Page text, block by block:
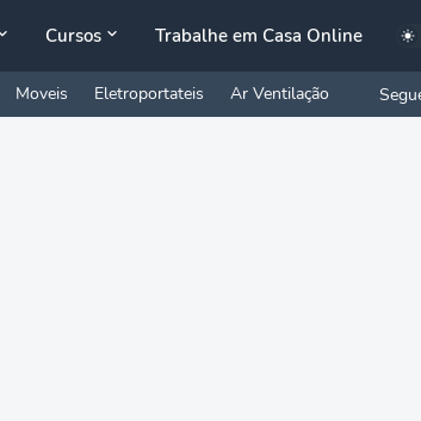
Cursos Trabalhe em Casa Online
Moveis Eletroportateis Ar Ventilação